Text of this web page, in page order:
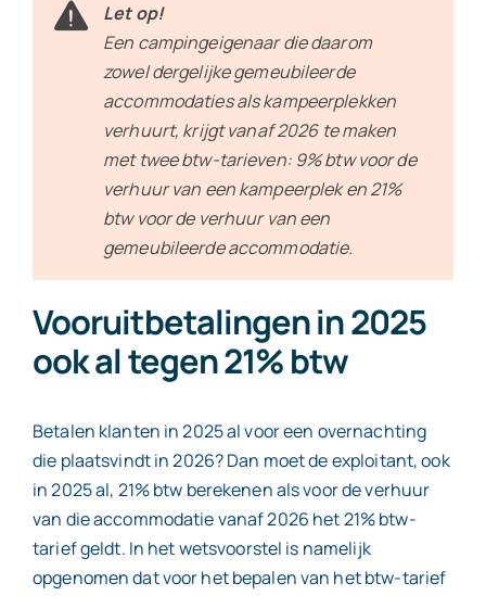
Let op!
Een campingeigenaar die daarom
zowel dergelijke gemeubileerde
accommodaties als kampeerplekken
verhuurt, krijgt vanaf 2026 te maken
met twee btw-tarieven: 9% btw voor de
verhuur van een kampeerplek en 21%
btw voor de verhuur van een
gemeubileerde accommodatie.
Vooruitbetalingen in 2025
ook al tegen 21% btw
Betalen klanten in 2025 al voor een overnachting
die plaatsvindt in 2026? Dan moet de exploitant, ook
in 2025 al, 21% btw berekenen als voor de verhuur
van die accommodatie vanaf 2026 het 21% btw-
tarief geldt. In het wetsvoorstel is namelijk
opgenomen dat voor het bepalen van het btw-tarief